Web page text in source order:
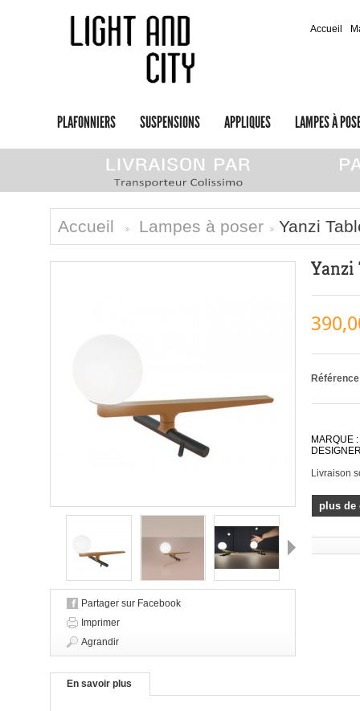
PLAFONNIERS SUSPENSIONS APPLIQUES LAMPES À
Accueil
Accueil Lampes à poser Yanzi
Partager sur Facebook
Imprimer
Agrandir
Yanzi
MARQUE
Livraison
plus de
En savoir plus